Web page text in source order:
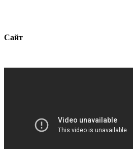
Сайт